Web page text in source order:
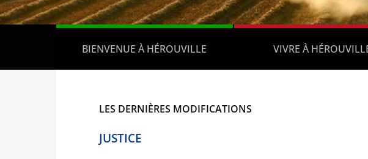
BIENVENUE À HÉROUVILLE VIVRE À
LES DERNIÈRES MODIFICATIONS
JUSTICE